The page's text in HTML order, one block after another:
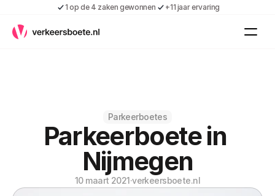
1 op de 4 zaken gewonnen +11 jaar ervaring
Kennis
Contact
Shop
Over ons
Inloggen
Parkeerboetes
Parkeerboete in
Nijmegen
10 maart 2021·verkeersboete.nl